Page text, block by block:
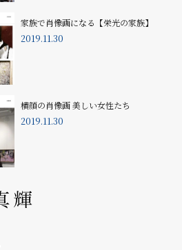
家族で肖像画になる【栄光の家族】
2019.11.30
横顔の肖像画 美しい女性たち
2019.11.30